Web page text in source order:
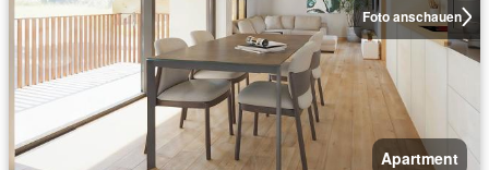
Foto anschauen
Apartment